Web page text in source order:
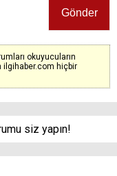
okuyucuların
ilgihaber.com hiçbir
siz yapın!